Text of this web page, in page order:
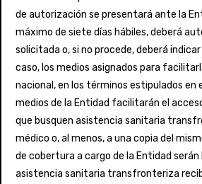
de autorización se presentará ante la
máximo de siete días hábiles, deberá
solicitada o, si no procede, deberá
caso, los medios asignados para
nacional, en los términos estipulados en
medios de la Entidad facilitarán el
que busquen asistencia sanitaria
médico o, al menos, a una copia del
de cobertura a cargo de la Entidad serán
asistencia sanitaria transfronteriza